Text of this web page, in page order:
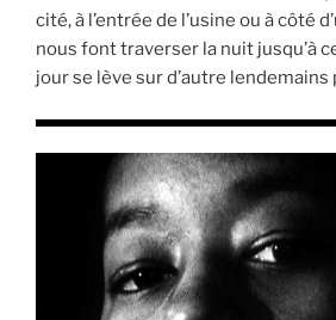
cité, à l’entrée de l’usine ou à côté
nous font traverser la nuit jusqu’à
jour se lève sur d’autre lendemains